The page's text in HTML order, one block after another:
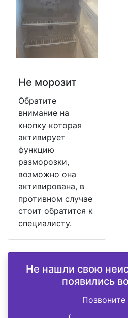
Не морозит
Обратите
внимание на
кнопку которая
активирует
функцию
разморозки,
возможно она
активирована, в
противном случае
стоит обратится к
специалисту.
Не нашли свою
появились
Позвоните